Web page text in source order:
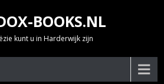
BOOKS.NL
kunt u in Harderwijk zijn